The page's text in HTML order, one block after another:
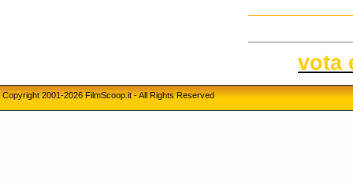
vota
Copyright 2001-2026 FilmScoop.it - All Rights Reserved